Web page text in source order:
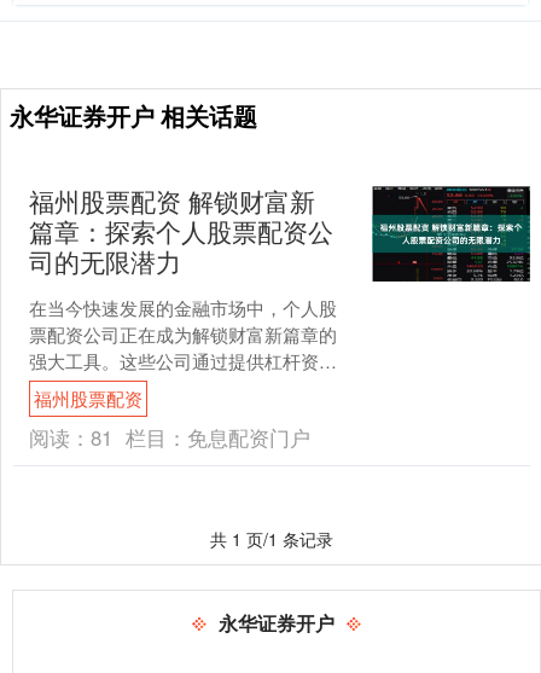
永华证券开户 相关话题
福州股票配资 解锁财富新
篇章：探索个人股票配资公
司的无限潜力
在当今快速发展的金融市场中，个人股
票配资公司正在成为解锁财富新篇章的
强大工具。这些公司通过提供杠杆资金
福州股票配资，使投资者能够放大其投
资组合的潜在回报。 1.....
福州股票配资
阅读： 81 栏目： 免息配资门户
共 1 页/1 条记录
永华证券开户